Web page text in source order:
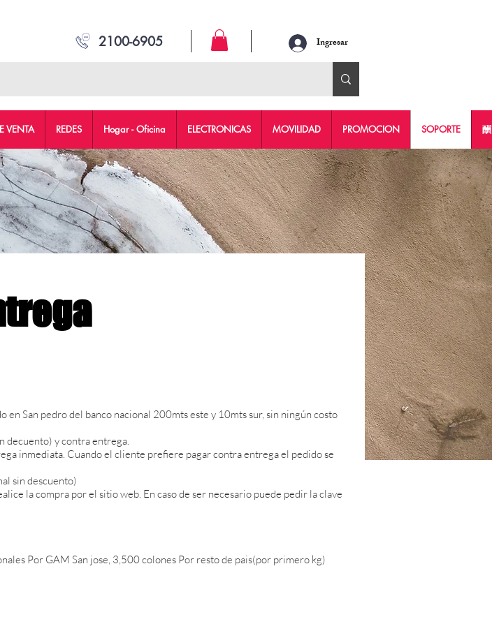
2100-6905 Ingresar
VENTA REDES Hogar - Oficina ELECTRONICAS MOVILIDAD PROMOCION SOPORTE
San pedro del banco nacional 200mts este y 10mts sur, sin ningún costo
decuento) y contra entrega.
inmediata. Cuando el cliente prefiere pagar contra entrega el pedido se
sin descuento)
la compra por el sitio web. En caso de ser necesario puede pedir la clave
Por GAM San jose, 3,500 colones Por resto de pais(por primero kg)